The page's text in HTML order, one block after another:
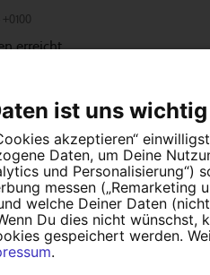
erreicht
+0100
erreicht
Darum WeAct
ist uns wichtig
akzeptieren“
Daten, um Deine
und
messen
welche Deiner Daten
Du dies nicht
gespeichert werden.
.